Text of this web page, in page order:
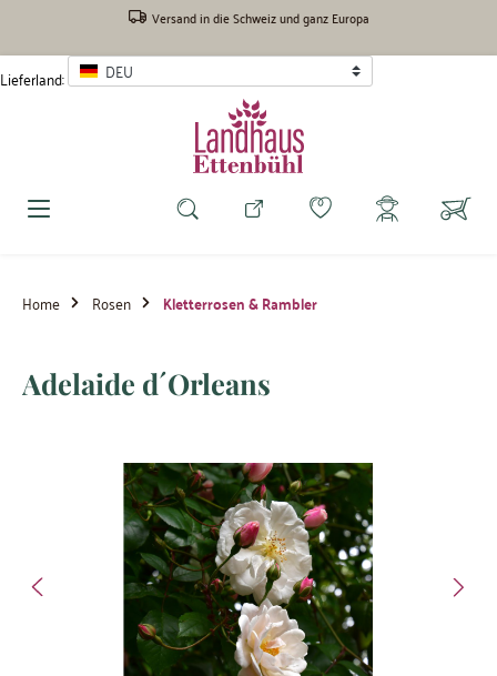
Versand in die Schweiz und ganz Europa
Lieferland: DEU
Home Rosen Kletterrosen & Rambler
Adelaide d´Orleans
Bildergalerie überspringen